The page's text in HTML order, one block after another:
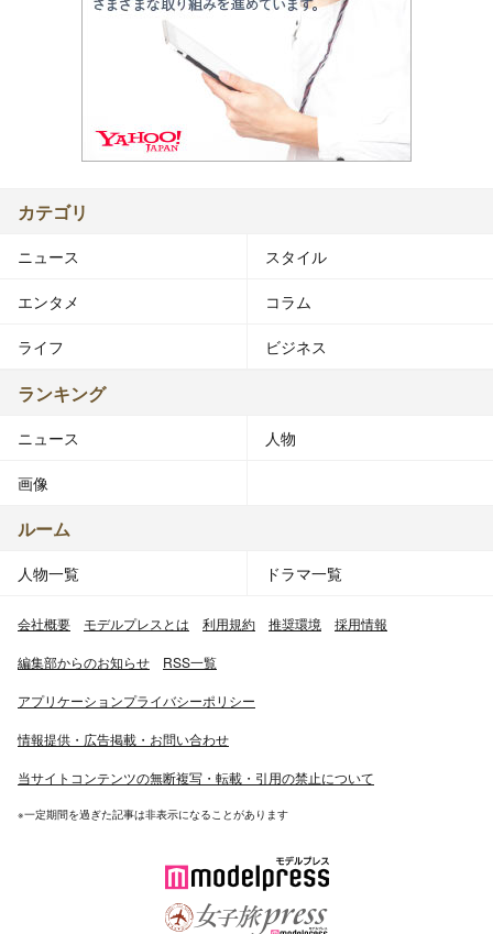
カテゴリ
ニュース スタイル
エンタメ コラム
ライフ ビジネス
ランキング
ニュース 人物
画像
ルーム
人物一覧 ドラマ一覧
会社概要 モデルプレスとは 利用規約 推奨環境 採用情報
編集部からのお知らせ RSS一覧
アプリケーションプライバシーポリシー
情報提供・広告掲載・お問い合わせ
当サイトコンテンツの無断複写・転載・引用の禁止について
※一定期間を過ぎた記事は非表示になることがあります